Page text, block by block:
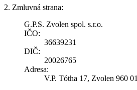
2. Zmluvná strana:
G.P.S. Zvolen spol. s.r.o.
IČO:
36639231
DIČ:
20026765
Adresa:
V.P. Tótha 17, Zvolen 960 01